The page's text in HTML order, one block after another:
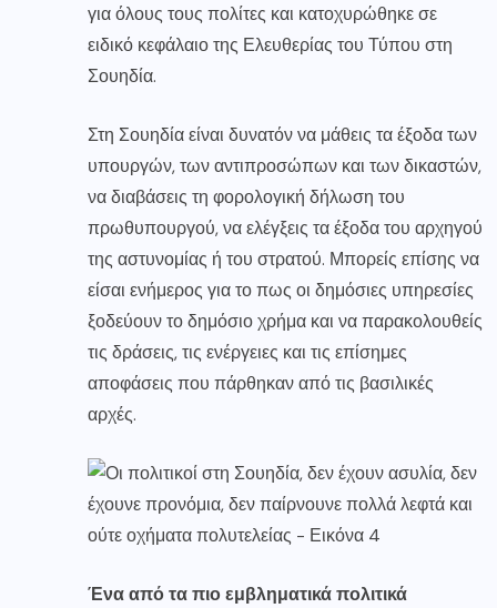
για όλους τους πολίτες και κατοχυρώθηκε σε
ειδικό κεφάλαιο της Ελευθερίας του Τύπου στη
Σουηδία.
Στη Σουηδία είναι δυνατόν να μάθεις τα έξοδα των
υπουργών, των αντιπροσώπων και των δικαστών,
να διαβάσεις τη φορολογική δήλωση του
πρωθυπουργού, να ελέγξεις τα έξοδα του αρχηγού
της αστυνομίας ή του στρατού. Μπορείς επίσης να
είσαι ενήμερος για το πως οι δημόσιες υπηρεσίες
ξοδεύουν το δημόσιο χρήμα και να παρακολουθείς
τις δράσεις, τις ενέργειες και τις επίσημες
αποφάσεις που πάρθηκαν από τις βασιλικές
αρχές.
Ένα από τα πιο εμβληματικά πολιτικά